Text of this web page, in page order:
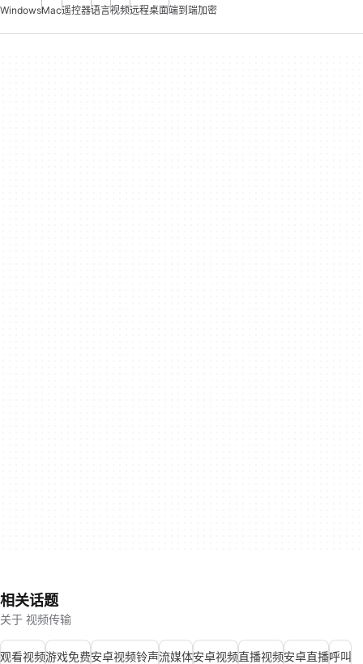
WindowsMac遥控器语言视频远程桌面端到端加密
相关话题
关于 视频传输
观看视频游戏免费安卓视频铃声流媒体安卓视频直播视频安卓直播呼叫